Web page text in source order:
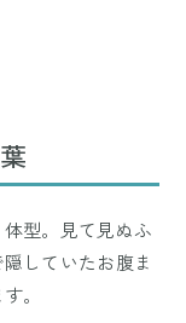
型。見て見ぬふ
していたお腹ま
。